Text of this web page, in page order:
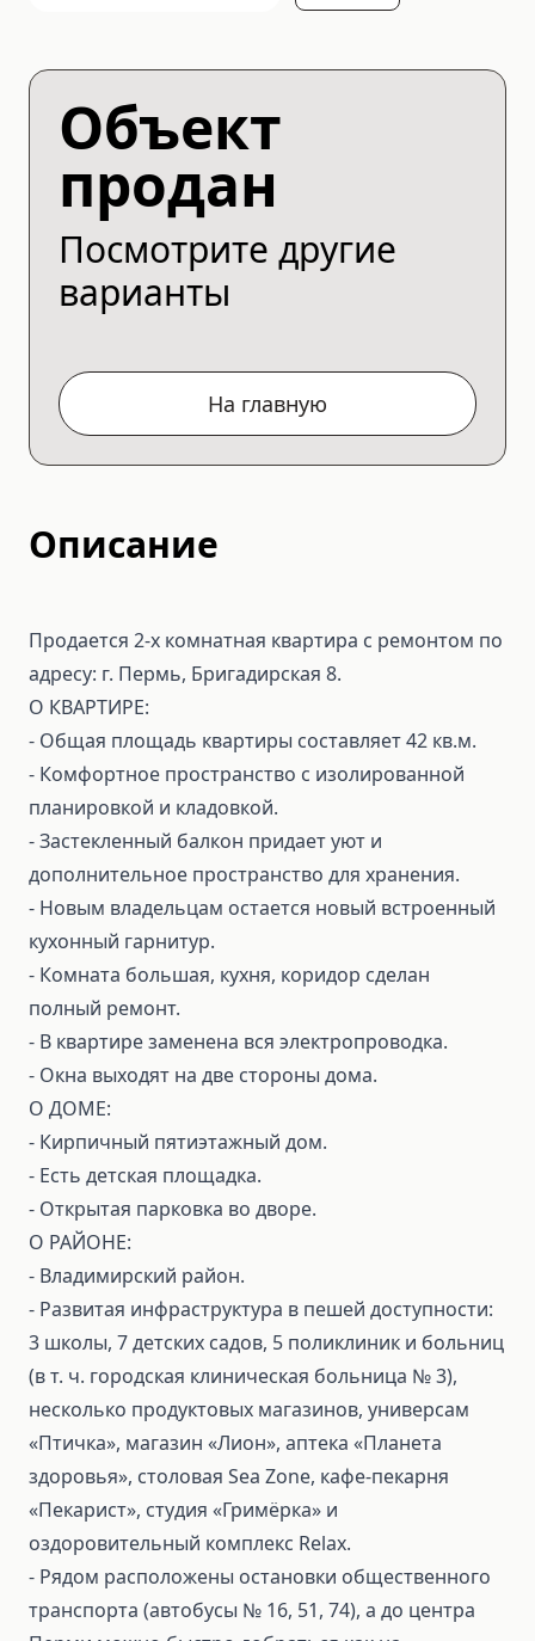
Объект
продан
Посмотрите другие
варианты
На главную
Описание
Продается 2-х комнатная квартира с ремонтом по
адресу: г. Пермь, Бригадирская 8.
О КВАРТИРЕ:
- Общая площадь квартиры составляет 42 кв.м.
- Комфортное пространство с изолированной
планировкой и кладовкой.
- Застекленный балкон придает уют и
дополнительное пространство для хранения.
- Новым владельцам остается новый встроенный
кухонный гарнитур.
- Комната большая, кухня, коридор сделан
полный ремонт.
- В квартире заменена вся электропроводка.
- Окна выходят на две стороны дома.
О ДОМЕ:
- Кирпичный пятиэтажный дом.
- Есть детская площадка.
- Открытая парковка во дворе.
О РАЙОНЕ:
- Владимирский район.
- Развитая инфраструктура в пешей доступности:
3 школы, 7 детских садов, 5 поликлиник и больниц
(в т. ч. городская клиническая больница № 3),
несколько продуктовых магазинов, универсам
«Птичка», магазин «Лион», аптека «Планета
здоровья», столовая Sea Zone, кафе‑пекарня
«Пекарист», студия «Гримёрка» и
оздоровительный комплекс Relax.
- Рядом расположены остановки общественного
транспорта (автобусы № 16, 51, 74), а до центра